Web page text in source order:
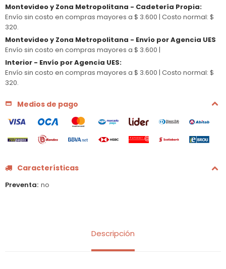
Montevideo y Zona Metropolitana - Cadetería Propia:
Envío sin costo en compras mayores a $ 3.600 | Costo normal: $
320.
Montevideo y Zona Metropolitana - Envío por Agencia UES
Envío sin costo en compras mayores a $ 3.600 |
Interior - Envío por Agencia UES:
Envío sin costo en compras mayores a $ 3.600 | Costo normal: $
320.
Medios de pago
Características
Preventa no
Descripción